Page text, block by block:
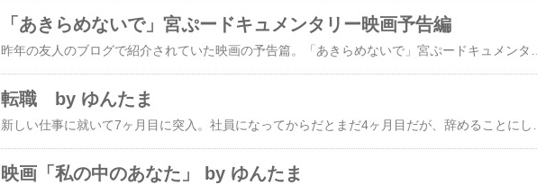
「あきらめないで」宮ぷードキュメンタリー映画予告編
転職 by ゆんたま
映画「私の中のあなた」 by ゆんたま